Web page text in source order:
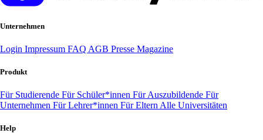
Unternehmen
Login Impressum FAQ AGB Presse Magazine
Produkt
Für Studierende Für Schüler*innen Für Auszubildende Für
Unternehmen Für Lehrer*innen Für Eltern Alle Universitäten
Help